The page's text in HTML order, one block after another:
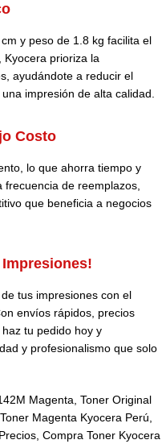
y peso de 1.8 kg facilita el
Kyocera prioriza la
ayudándote a reducir el
impresión de alta calidad.
Costo
lo que ahorra tiempo y
de reemplazos,
que beneficia a negocios
Impresiones!
tus impresiones con el
envíos rápidos, precios
tu pedido hoy y
y profesionalismo que solo
Magenta, Toner Original
Magenta Kyocera Perú,
Compra Toner Kyocera